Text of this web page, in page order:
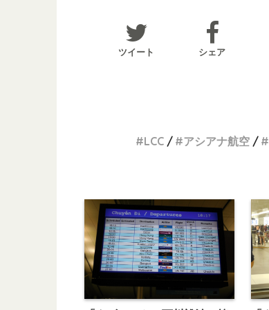
ツイート シェア
LCC
アシアナ航空